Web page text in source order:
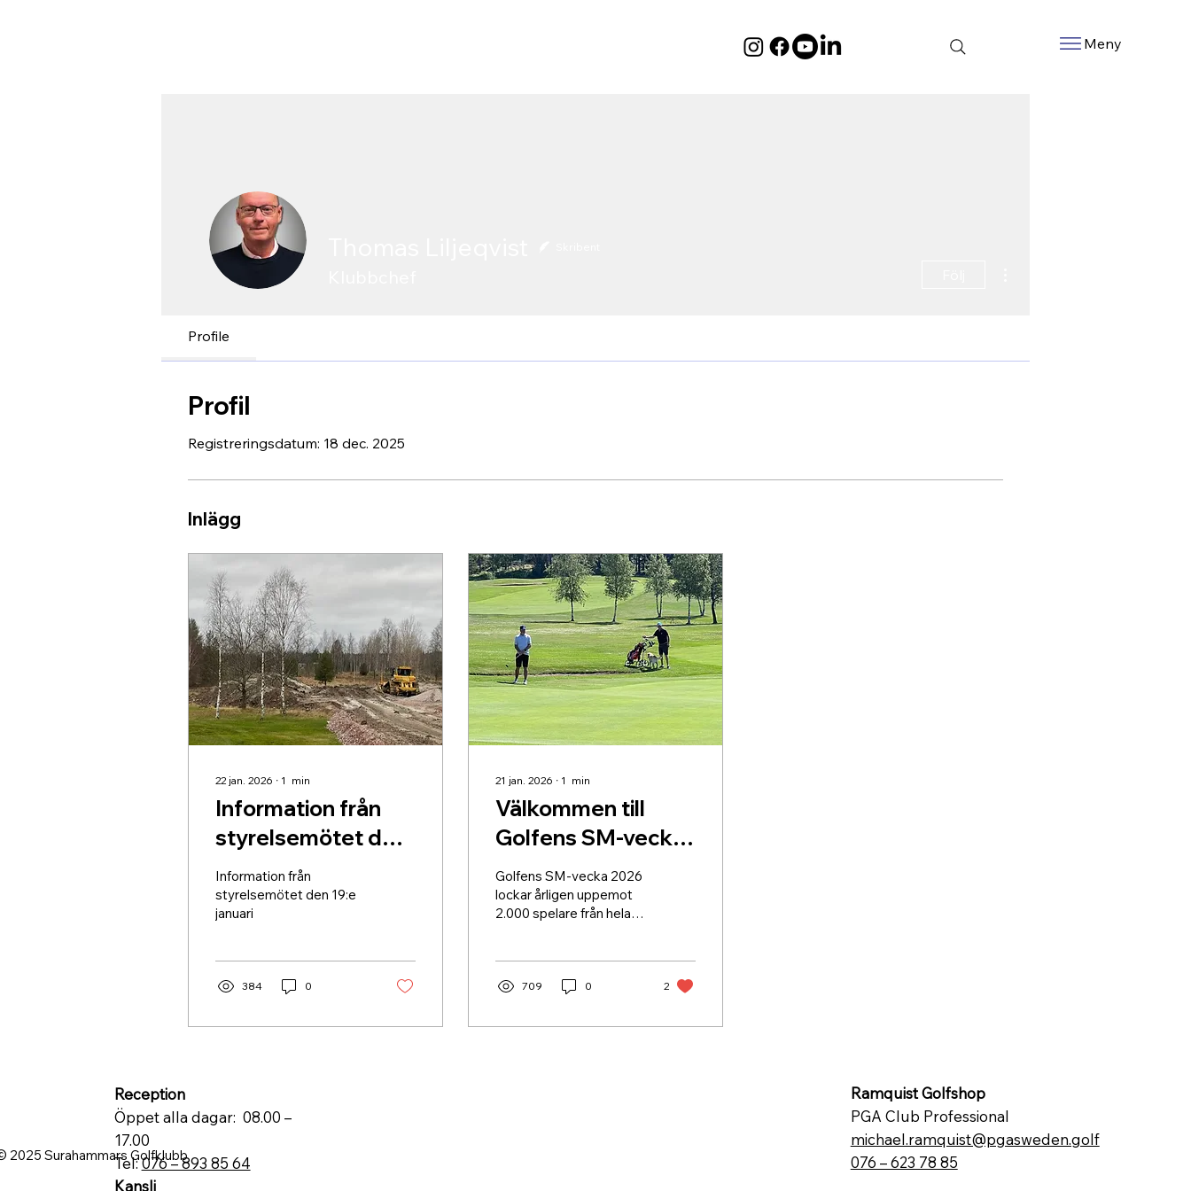
Meny
Profile
Profil
Registreringsdatum: 18 dec. 2025
Inlägg
22 jan. 2026 ∙ 1 min
Information från
styrelsemötet den
19:e januari
Information från
styrelsemötet den 19:e
januari
384 0
21 jan. 2026 ∙ 1 min
Välkommen till
Golfens SM-vecka
2026
Golfens SM-vecka 2026
lockar årligen uppemot
2.000 spelare från hela
709 0 2
Reception
Öppet alla dagar: 08.00 –
17.00
Tel:076 – 893 85 64
Kansli
Ramquist Golfshop
PGA Club Professional
michael.ramquist@pgasweden.golf
076 – 623 78 85
2025 Surahammars Golfklubb